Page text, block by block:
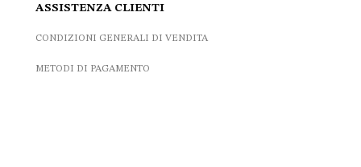
ASSISTENZA CLIENTI
CONDIZIONI GENERALI DI VENDITA
METODI DI PAGAMENTO